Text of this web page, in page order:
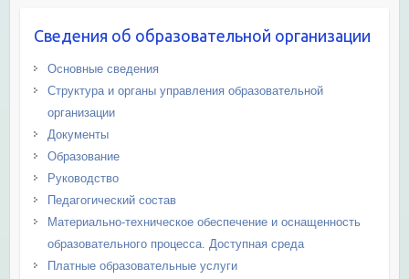
Сведения об образовательной организации
Основные сведения
Структура и органы управления образовательной
организации
Документы
Образование
Руководство
Педагогический состав
Материально-техническое обеспечение и оснащенность
образовательного процесса. Доступная среда
Платные образовательные услуги